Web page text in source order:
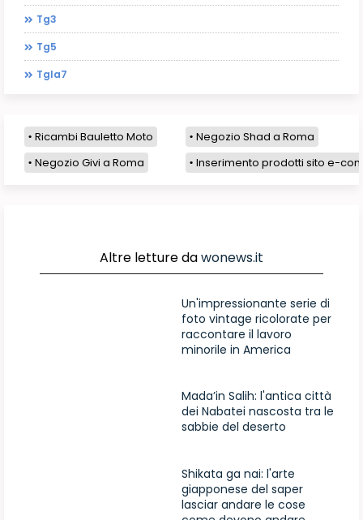
Tg3
Tg5
Tgla7
Ricambi Bauletto Moto
Negozio Shad a Roma
Negozio Givi a Roma
Inserimento prodotti sito e-
Altre letture dawonews.it
Un'impressionante serie di
foto vintage ricolorate per
raccontare il lavoro
minorile in America
Mada’in Salih: l'antica città
dei Nabatei nascosta tra le
sabbie del deserto
Shikata ga nai: l'arte
giapponese del saper
lasciar andare le cose